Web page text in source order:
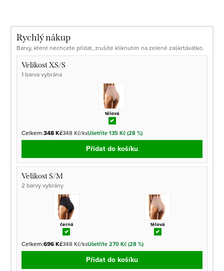
Rychlý nákup
Barvy, které nechcete přidat, zrušíte kliknutím na zelené zaškrtávátko.
Velikost XS/S
1 barva vybrána
tělová
Celkem:348 Kč348 Kč/ksUšetříte 135 Kč (28 %)
Přidat do košíku
Velikost S/M
2 barvy vybrány
černá tělová
Celkem:696 Kč348 Kč/ksUšetříte 270 Kč (28 %)
Přidat do košíku